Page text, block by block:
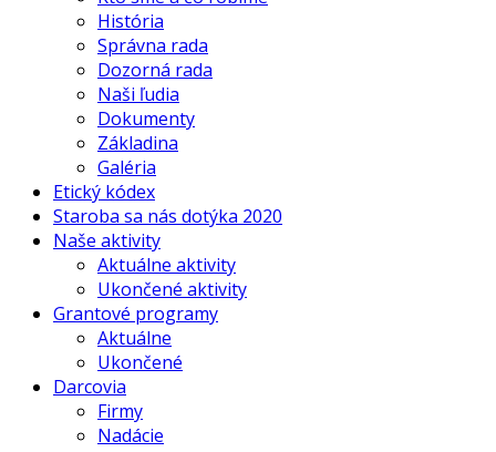
História
Správna rada
Dozorná rada
Naši ľudia
Dokumenty
Základina
Galéria
Etický kódex
Staroba sa nás dotýka 2020
Naše aktivity
Aktuálne aktivity
Ukončené aktivity
Grantové programy
Aktuálne
Ukončené
Darcovia
Firmy
Nadácie